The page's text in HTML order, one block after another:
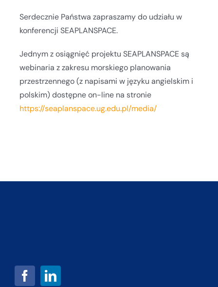
Serdecznie Państwa zapraszamy do udziału w
konferencji SEAPLANSPACE.
Jednym z osiągnięć projektu SEAPLANSPACE są
webinaria z zakresu morskiego planowania
przestrzennego (z napisami w języku angielskim i
polskim) dostępne on-line na stronie
https://seaplanspace.ug.edu.pl/media/